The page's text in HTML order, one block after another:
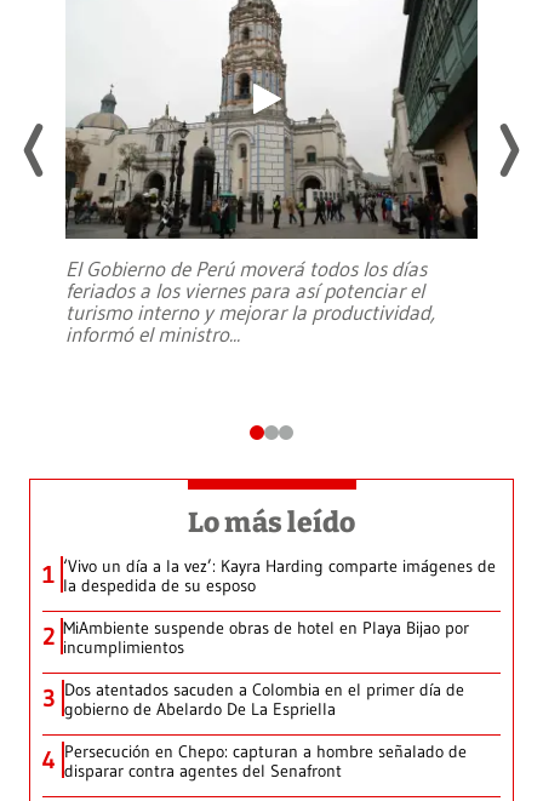
El Gobierno de Perú moverá todos los días
feriados a los viernes para así potenciar el
turismo interno y mejorar la productividad,
informó el ministro...
Lo más leído
1 ‘Vivo un día a la vez’: Kayra Harding comparte imágenes de
la despedida de su esposo
2 MiAmbiente suspende obras de hotel en Playa Bijao por
incumplimientos
3 Dos atentados sacuden a Colombia en el primer día de
gobierno de Abelardo De La Espriella
4 Persecución en Chepo: capturan a hombre señalado de
disparar contra agentes del Senafront